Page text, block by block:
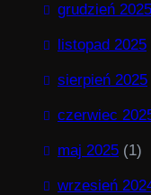
grudzień 2025
listopad 2025
sierpień 2025
czerwiec
maj 2025 (1)
wrzesień